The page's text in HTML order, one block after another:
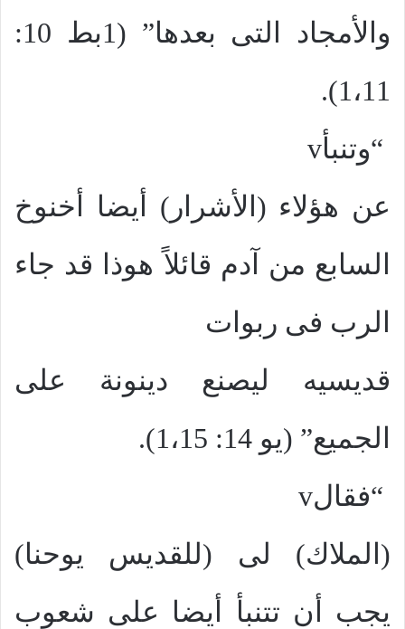
والأمجاد التى بعدها” (1بط 10:
1،11).
v“وتنبأ
عن هؤلاء (الأشرار) أيضا أخنوخ
السابع من آدم قائلاً هوذا قد جاء
الرب فى ربوات
قديسيه ليصنع دينونة على
الجميع” (يو 14: 1،15).
v“فقال
(الملاك) لى (للقديس يوحنا)
يجب أن تتنبأ أيضا على شعوب